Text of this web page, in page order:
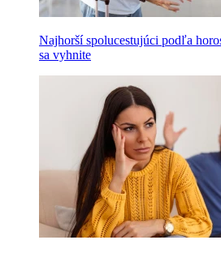
Najhorší spolucestujúci podľa
sa vyhnite